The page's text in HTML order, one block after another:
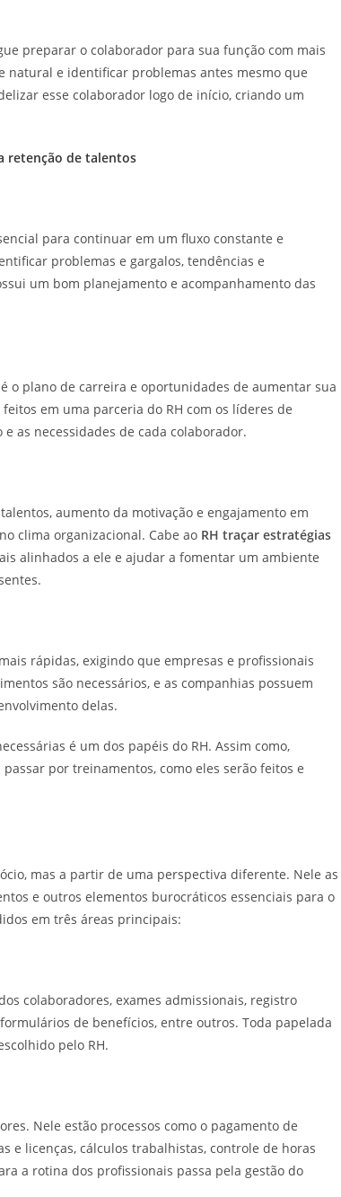
preparar o colaborador para sua função com mais
natural e identificar problemas antes mesmo que
esse colaborador logo de início, criando um
retenção de talentos
para continuar em um fluxo constante e
problemas e gargalos, tendências e
um bom planejamento e acompanhamento das
o plano de carreira e oportunidades de aumentar sua
em uma parceria do RH com os líderes de
as necessidades de cada colaborador.
aumento da motivação e engajamento em
clima organizacional. Cabe ao RH traçar estratégias
alinhados a ele e ajudar a fomentar um ambiente
rápidas, exigindo que empresas e profissionais
são necessários, e as companhias possuem
delas.
é um dos papéis do RH. Assim como,
por treinamentos, como eles serão feitos e
mas a partir de uma perspectiva diferente. Nele as
e outros elementos burocráticos essenciais para o
em três áreas principais:
colaboradores, exames admissionais, registro
de benefícios, entre outros. Toda papelada
pelo RH.
Nele estão processos como o pagamento de
e licenças, cálculos trabalhistas, controle de horas
a rotina dos profissionais passa pela gestão do